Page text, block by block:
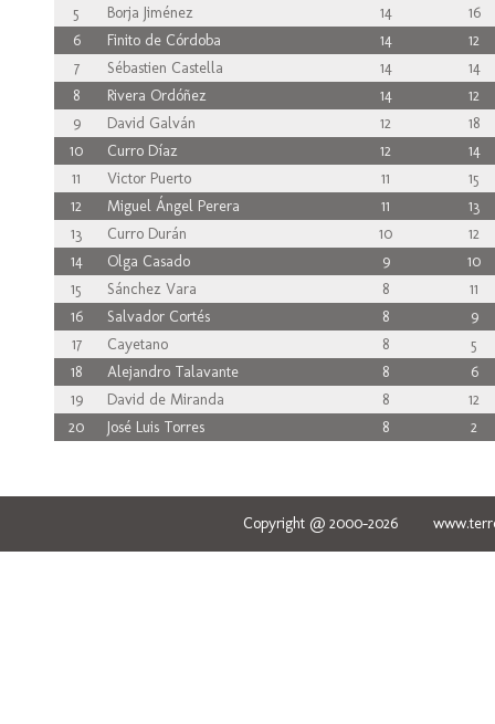
5
Borja Jiménez 14
16
6
Finito de Córdoba 14
12
7
Sébastien Castella 14
14
8
Rivera Ordóñez 14
12
9
David Galván 12
18
10
Curro Díaz 12
14
11
Victor Puerto 11
15
12
Miguel Ángel Perera 11
13
13
Curro Durán 10
12
14
Olga Casado 9
10
15
Sánchez Vara 8
11
16
Salvador Cortés 8
9
17
Cayetano 8
5
18
Alejandro Talavante 8
6
19
David de Miranda 8
12
20
José Luis Torres 8 2
Copyright @ 2000-2026